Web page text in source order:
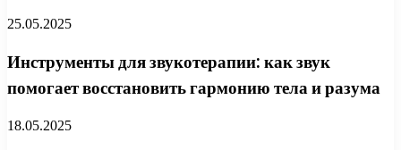
25.05.2025
Инструменты для звукотерапии: как звук
помогает восстановить гармонию тела и разума
18.05.2025